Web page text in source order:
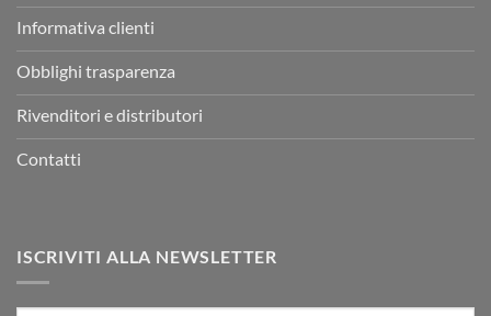
Informativa clienti
Obblighi trasparenza
Rivenditori e distributori
Contatti
ISCRIVITI ALLA NEWSLETTER